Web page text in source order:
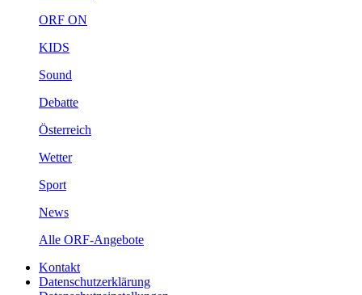
ORFON
KIDS
Sound
Debatte
Österreich
Wetter
Sport
News
AlleORF-Angebote
Kontakt
Datenschutzerklärung